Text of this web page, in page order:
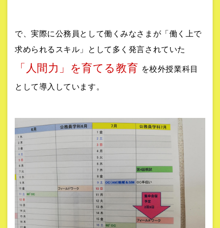
で、実際に公務員として働くみなさまが「働く上で
求められるスキル」として多く発言されていた
「人間力」を育てる教育 を校外授業科目
として導入しています。